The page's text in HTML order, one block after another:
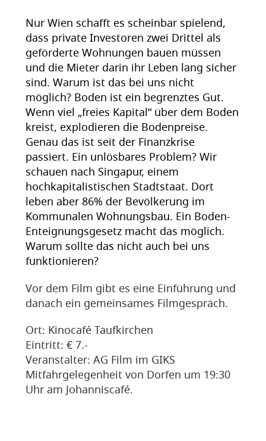
Nur Wien schafft es scheinbar spielend,
dass private Investoren zwei Drittel als
geförderte Wohnungen bauen müssen
und die Mieter darin ihr Leben lang sicher
sind. Warum ist das bei uns nicht
möglich? Boden ist ein begrenztes Gut.
Wenn viel „freies Kapital“ über dem Boden
kreist, explodieren die Bodenpreise.
Genau das ist seit der Finanzkrise
passiert. Ein unlösbares Problem? Wir
schauen nach Singapur, einem
hochkapitalistischen Stadtstaat. Dort
leben aber 86% der Bevölkerung im
Kommunalen Wohnungsbau. Ein Boden-
Enteignungsgesetz macht das möglich.
Warum sollte das nicht auch bei uns
funktionieren?
Vor dem Film gibt es eine Einführung und
danach ein gemeinsames Filmgespräch.
Ort: Kinocafé Taufkirchen
Eintritt: € 7.-
Veranstalter: AG Film im GIKS
Mitfahrgelegenheit von Dorfen um 19:30
Uhr am Johanniscafé.